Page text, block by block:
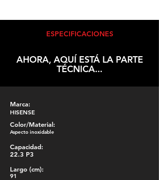
ESPECIFICACIONES
AHORA, AQUÍ ESTÁ LA PARTE
TÉCNICA...
Marca:
HISENSE
Color/Material:
Aspecto inoxidable
Capacidad:
22.3 P3
Largo (cm):
91